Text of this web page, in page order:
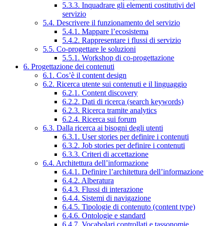
5.3.3. Inquadrare gli elementi costitutivi del
servizio
5.4. Descrivere il funzionamento del servizio
5.4.1. Mappare l’ecosistema
5.4.2. Rappresentare i flussi di servizio
5.5. Co-progettare le soluzioni
5.5.1. Workshop di co-progettazione
6. Progettazione dei contenuti
6.1. Cos’è il content design
6.2. Ricerca utente sui contenuti e il linguaggio
6.2.1. Content discovery
6.2.2. Dati di ricerca (search keywords)
6.2.3. Ricerca tramite analytics
6.2.4. Ricerca sui forum
6.3. Dalla ricerca ai bisogni degli utenti
6.3.1. User stories per definire i contenuti
6.3.2. Job stories per definire i contenuti
6.3.3. Criteri di accettazione
6.4. Architettura dell’informazione
6.4.1. Definire l’architettura dell’informazione
6.4.2. Alberatura
6.4.3. Flussi di interazione
6.4.4. Sistemi di navigazione
6.4.5. Tipologie di contenuto (content type)
6.4.6. Ontologie e standard
6.4.7. Vocabolari controllati e tassonomie